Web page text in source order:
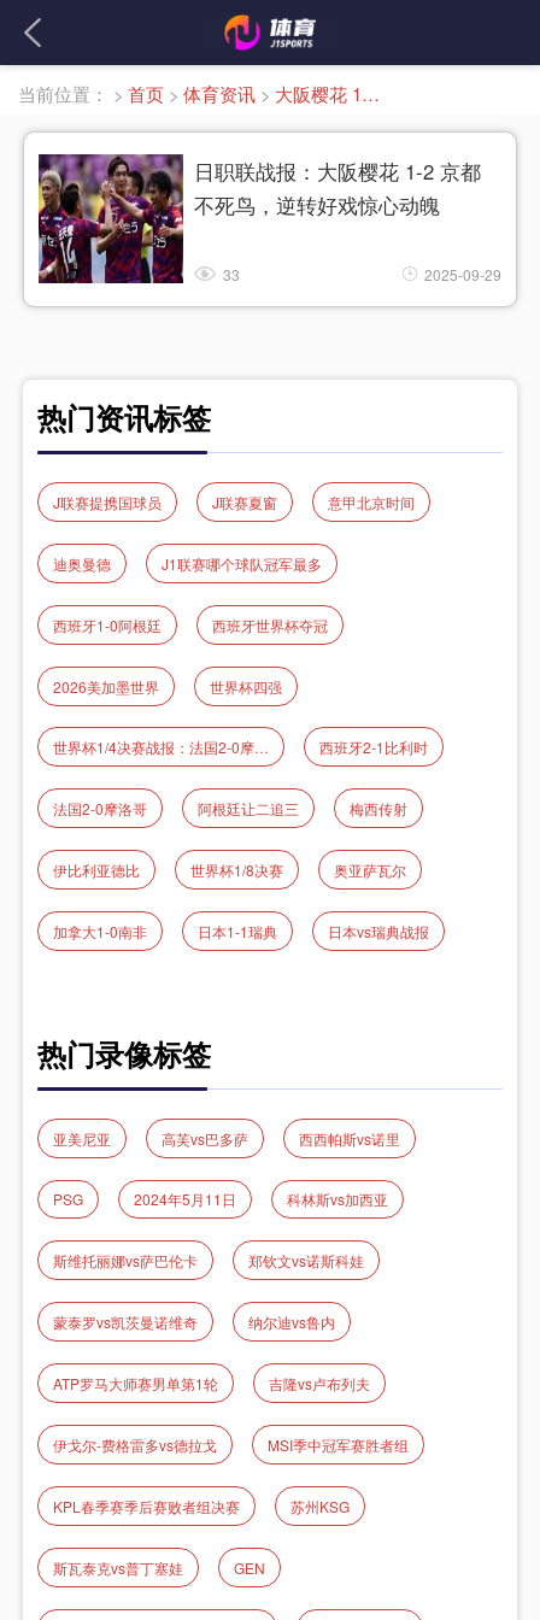
当前位置： > 首页 > 体育资讯 > 大阪樱花 1-2 京都不死鸟
日职联战报：大阪樱花 1-2 京都
不死鸟，逆转好戏惊心动魄
33 2025-09-29
热门资讯标签
J联赛提携国球员 J联赛夏窗 意甲北京时间
迪奥曼德 J1联赛哪个球队冠军最多
西班牙1-0阿根廷 西班牙世界杯夺冠
2026美加墨世界 世界杯四强
世界杯1/4决赛战报：法国2‑0摩洛哥 姆巴佩传射率队晋级 西班牙2-1比利时
法国2‑0摩洛哥 阿根廷让二追三 梅西传射
伊比利亚德比 世界杯1/8决赛 奥亚萨瓦尔
加拿大1-0南非 日本1-1瑞典 日本vs瑞典战报
热门录像标签
亚美尼亚 高芙vs巴多萨 西西帕斯vs诺里
PSG 2024年5月11日 科林斯vs加西亚
斯维托丽娜vs萨巴伦卡 郑钦文vs诺斯科娃
蒙泰罗vs凯茨曼诺维奇 纳尔迪vs鲁内
ATP罗马大师赛男单第1轮 吉隆vs卢布列夫
伊戈尔-费格雷多vs德拉戈 MSI季中冠军赛胜者组
KPL春季赛季后赛败者组决赛 苏州KSG
斯瓦泰克vs普丁塞娃 GEN